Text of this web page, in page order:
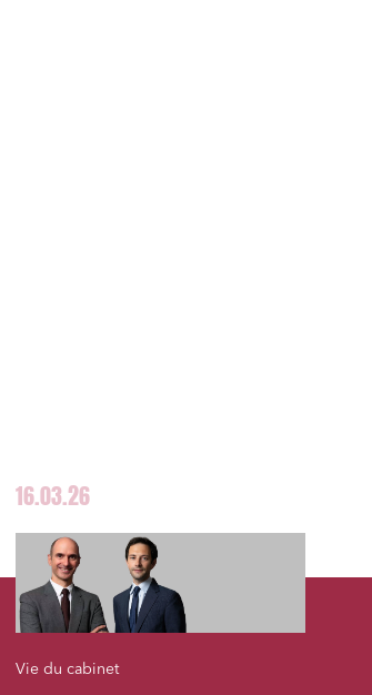
16.03.26
Vie du cabinet